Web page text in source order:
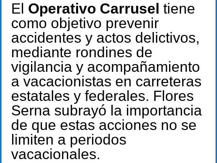
El Operativo Carrusel tiene
como objetivo prevenir
accidentes y actos delictivos,
mediante rondines de
vigilancia y acompañamiento
a vacacionistas en carreteras
estatales y federales. Flores
Serna subrayó la importancia
de que estas acciones no se
limiten a periodos
vacacionales.